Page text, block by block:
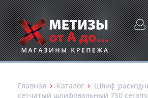
Главная Каталог
сетчатый шлифовальный 750